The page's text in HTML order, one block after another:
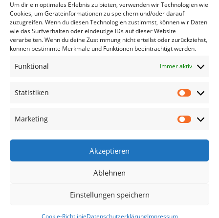
Um dir ein optimales Erlebnis zu bieten, verwenden wir Technologien wie
Cookies, um Geräteinformationen zu speichern und/oder darauf
zuzugreifen. Wenn du diesen Technologien zustimmst, können wir Daten
wie das Surfverhalten oder eindeutige IDs auf dieser Website
verarbeiten. Wenn du deine Zustimmung nicht erteilst oder zurückziehst,
können bestimmte Merkmale und Funktionen beeinträchtigt werden.
Funktional Immer aktiv
Statistiken
Marketing
Akzeptieren
Ablehnen
Einstellungen speichern
Cookie-RichtlinieDatenschutzerklärungImpressum